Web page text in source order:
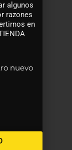
algunos
razones
en
nuevo